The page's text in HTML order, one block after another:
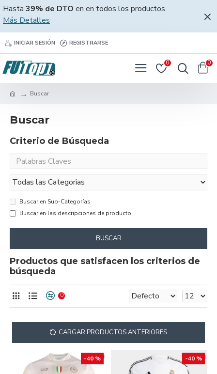
Hasta 39% de DTO en en todos los productos
Más Detalles
INICIAR SESIÓN REGISTRARSE
0 0
Buscar
Buscar
Criterio de Búsqueda
Buscar en Sub-Categorías
Buscar en las descripciones de producto
BUSCAR
Productos que satisfacen los criterios de
búsqueda
0
CARGAR PRODUCTOS ANTERIORES
-40 % -40 %